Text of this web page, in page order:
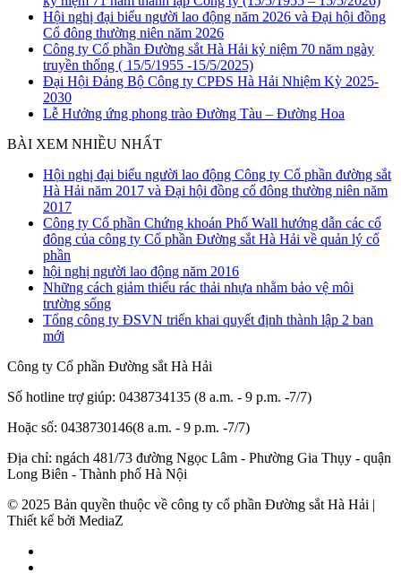
Hội nghị đại biểu người lao động năm 2026 và Đại hội đồng
Cổ đông thường niên năm 2026
Công ty Cổ phần Đường sắt Hà Hải kỷ niệm 70 năm ngày
truyền thống ( 15/5/1955 -15/5/2025)
Đại Hội Đảng Bộ Công ty CPĐS Hà Hải Nhiệm Kỳ 2025-
2030
Lễ Hưởng ứng phong trào Đường Tàu – Đường Hoa
BÀI XEM NHIỀU NHẤT
Hội nghị đại biểu người lao động Công ty Cổ phần đường sắt
Hà Hải năm 2017 và Đại hội đồng cổ đông thường niên năm
2017
Công ty Cổ phần Chứng khoán Phố Wall hướng dẫn các cổ
đông của công ty Cổ phần Đường sắt Hà Hải về quản lý cổ
phần
hội nghị người lao động năm 2016
Những cách giảm thiểu rác thải nhựa nhằm bảo vệ môi
trường sống
Tổng công ty ĐSVN triển khai quyết định thành lập 2 ban
mới
Công ty Cổ phần Đường sắt Hà Hải
Số hotline trợ giúp: 0438734135 (8 a.m. - 9 p.m. -7/7)
Hoặc số: 0438730146(8 a.m. - 9 p.m. -7/7)
Địa chỉ: ngách 481/73 đường Ngọc Lâm - Phường Gia Thụy - quận
Long Biên - Thành phố Hà Nội
© 2025 Bản quyền thuộc về công ty cổ phần Đường sắt Hà Hải |
Thiết kế bởi MediaZ